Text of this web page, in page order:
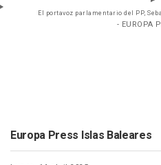
El portavoz parlamentario del PP,
- EUROPA
Europa Press Islas Baleares